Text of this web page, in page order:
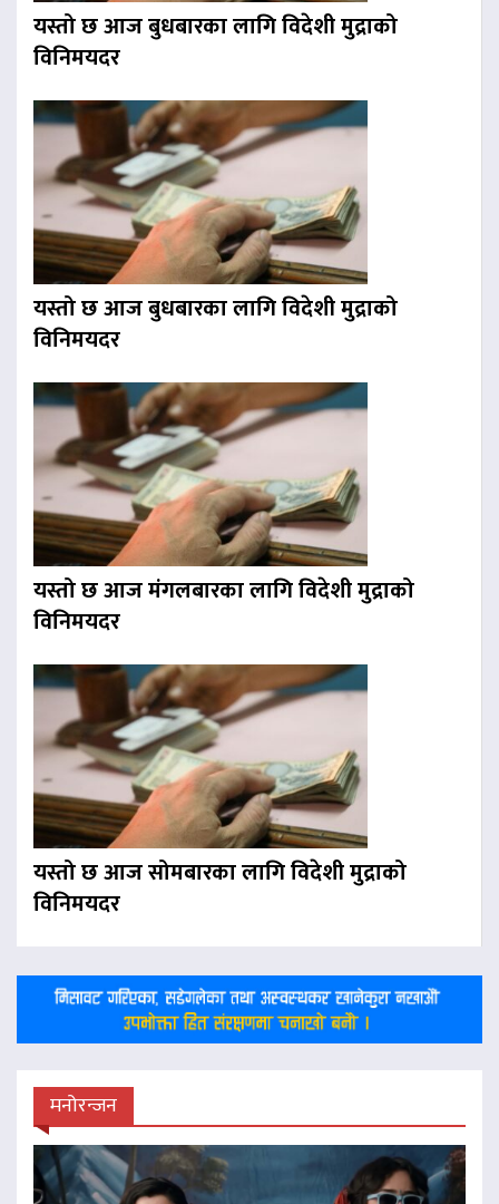
यस्तो छ आज बुधबारका लागि विदेशी मुद्राको
विनिमयदर
यस्तो छ आज बुधबारका लागि विदेशी मुद्राको
विनिमयदर
यस्तो छ आज मंगलबारका लागि विदेशी मुद्राको
विनिमयदर
यस्तो छ आज सोमबारका लागि विदेशी मुद्राको
विनिमयदर
मनोरन्जन